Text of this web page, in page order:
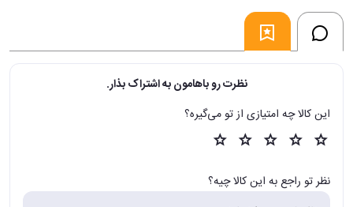
آلاچيق است (آمار و روش تحقيق فلسفه تعليم و تربيت، مجموعه ي سوال
هاي فلسفه تعليم و تربيت) مي توانند بر مهارت خود در اين حوزه ها نيز
بيفزايند.
نظرت رو باهامون به اشتراک بذار.
این کالا چه امتیازی از تو می‌گیره؟
نظر تو راجع به این کالا چیه؟